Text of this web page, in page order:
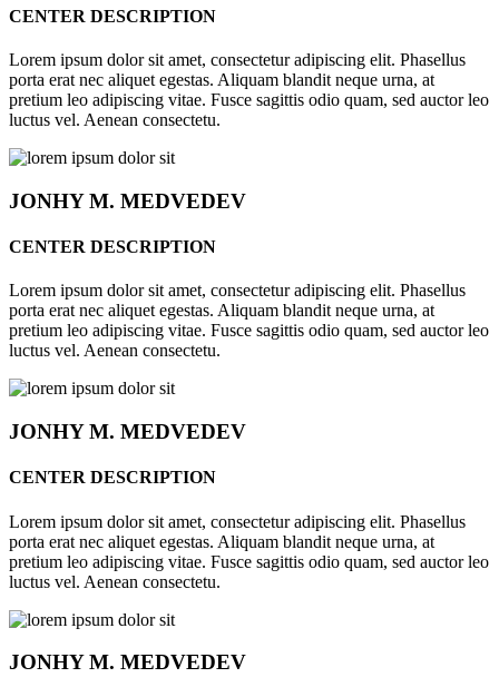
CENTER DESCRIPTION
Lorem ipsum dolor sit amet, consectetur adipiscing elit. Phasellus
porta erat nec aliquet egestas. Aliquam blandit neque urna, at
pretium leo adipiscing vitae. Fusce sagittis odio quam, sed auctor leo
luctus vel. Aenean consectetu.
JONHYM. MEDVEDEV
CENTER DESCRIPTION
Lorem ipsum dolor sit amet, consectetur adipiscing elit. Phasellus
porta erat nec aliquet egestas. Aliquam blandit neque urna, at
pretium leo adipiscing vitae. Fusce sagittis odio quam, sed auctor leo
luctus vel. Aenean consectetu.
JONHYM. MEDVEDEV
CENTER DESCRIPTION
Lorem ipsum dolor sit amet, consectetur adipiscing elit. Phasellus
porta erat nec aliquet egestas. Aliquam blandit neque urna, at
pretium leo adipiscing vitae. Fusce sagittis odio quam, sed auctor leo
luctus vel. Aenean consectetu.
JONHYM. MEDVEDEV